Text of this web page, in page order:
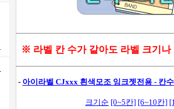
※ 라벨 칸 수가 같아도 라벨 크기나
- 아이라벨 CJxxx 흰색모조 잉크젯전용 - 칸
크기순 [0~5칸] [6~10칸]